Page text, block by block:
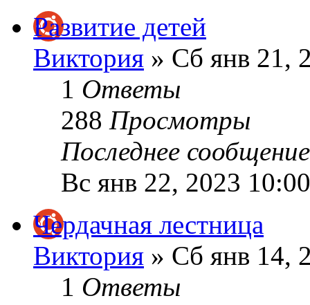
Развитие детей
Виктория » Сб янв 21,
1 Ответы
288 Просмотры
Последнее
Вс янв 22, 2023
Чердачная лестница
Виктория » Сб янв 14,
1 Ответы